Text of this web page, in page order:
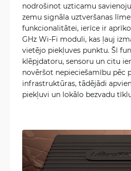
nodrošinot uzticamu
zemu signāla uztveršanas
funkcionalitātei, ierīce ir
GHz Wi-Fi moduli, kas ļauj
vietējo piekļuves punktu. Šī
klēpjdatoru, sensoru un citu
novēršot nepieciešamību pēc
infrastruktūras, tādējādi
piekļuvi un lokālo bezvadu